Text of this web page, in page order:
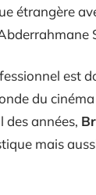
étrangère
est
du
des années,
mais